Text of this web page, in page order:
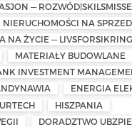
— ROZWÓD|SKILSMISSE
NIERUCHOMOŚCI NA
NA ŻYCIE — LIVSFORSIKRING
MATERIAŁY BUDOWLANE
INVESTMENT
ENERGIA
HISZPANIA
DORADZTWO